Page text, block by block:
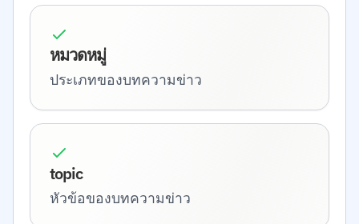
หมวดหมู่
ประเภทของบทความข่าว
topic
หัวข้อของบทความข่าว